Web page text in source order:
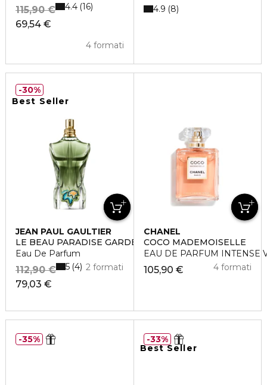
69,54 €
115,90 €
4 formati
4.4 16 4.9 8
Best Seller
JEAN PAUL GAULTIER
LE BEAU PARADISE GARDEN
Eau De Parfum
79,03 €
112,90 € 2 formati
5 4
30%
CHANEL
COCO MADEMOISELLE
EAU DE PARFUM INTENSE
105,90 € 4 formati
35%
Best Seller
33%